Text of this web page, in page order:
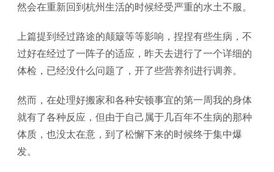
然会在重新回到杭州生活的时候经受严重的水土不服。
上篇提到经过路途的颠簸等等影响，捏捏有些生病，不
过好在经过了一阵子的适应，昨天去进行了一个详细的
体检，已经没什么问题了，开了些营养剂进行调养。
然而，在处理好搬家和各种安顿事宜的第一周我的身体
就有了各种反应，但由于自己属于几百年不生病的那种
体质，也没太在意，到了松懈下来的时候终于集中爆
发。